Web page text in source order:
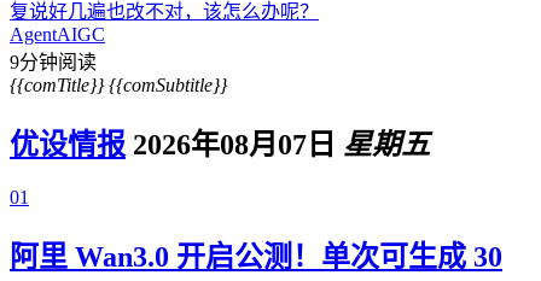
复说好几遍也改不对，该怎么办呢？
AgentAIGC
9分钟阅读
{{comTitle}} {{comSubtitle}}
优设情报 2026年08月07日 星期五
01
阿里 Wan3.0 开启公测！单次可生成 30